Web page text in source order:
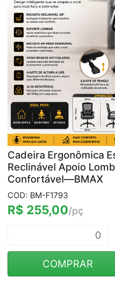
Cadeira Ergonômica
Reclinável Apoio
Confortável—BMAX
COD: BM-F1793
R$ 255,00/pç
COMPRAR